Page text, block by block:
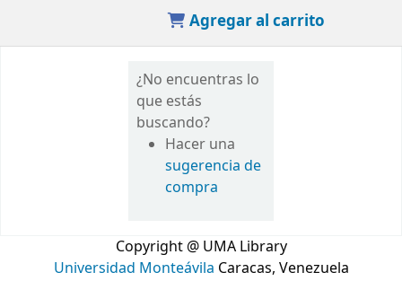
Agregar al carrito
¿No encuentras lo
que estás
buscando?
Hacer una
sugerencia de
compra
Copyright @ UMA Library
Universidad Monteávila Caracas, Venezuela